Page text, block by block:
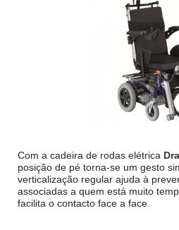
Com a cadeira de rodas elétrica
posição de pé torna-se um gesto
verticalização regular ajuda à
associadas a quem está muito
facilita o contacto face a face.